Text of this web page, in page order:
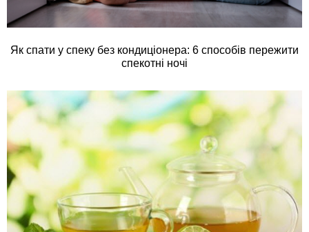
Як спати у спеку без кондиціонера: 6 способів пережити
спекотні ночі